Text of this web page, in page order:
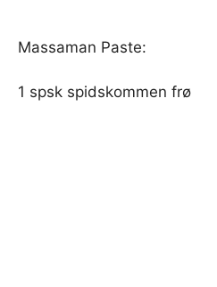
Massaman Paste:
1 spsk spidskommen frø